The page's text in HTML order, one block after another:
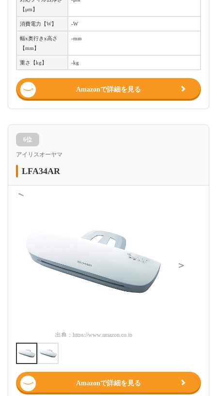
【μm】
消費電力【W】 -W
幅x奥行きx高さ
【mm】
-mm
重さ【kg】 -kg
Amazonで詳細を見る
6位
アイリスオーヤマ
LFA34AR
＜
出典： https://www.amazon.co.jp
＞
Amazonで詳細を見る